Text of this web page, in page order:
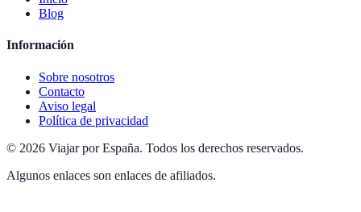
Blog
Información
Sobre nosotros
Contacto
Aviso legal
Política de privacidad
© 2026 Viajar por España. Todos los derechos reservados.
Algunos enlaces son enlaces de afiliados.